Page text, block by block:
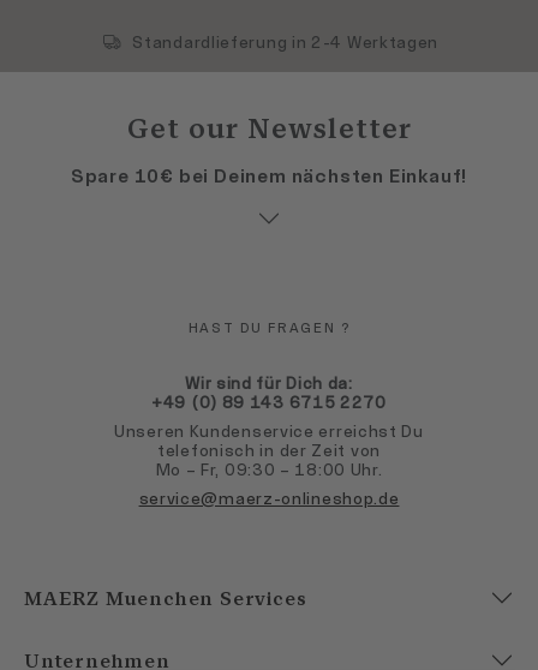
Standardlieferung in 2-4 Werktagen
Get our Newsletter
Spare 10€ bei Deinem nächsten Einkauf!
HAST DU FRAGEN ?
Wir sind für Dich da:
+49 (0) 89 143 6715 2270
Unseren Kundenservice erreichst Du
telefonisch in der Zeit von
Mo – Fr, 09:30 – 18:00 Uhr.
service@maerz-onlineshop.de
MAERZ Muenchen Services
Unternehmen